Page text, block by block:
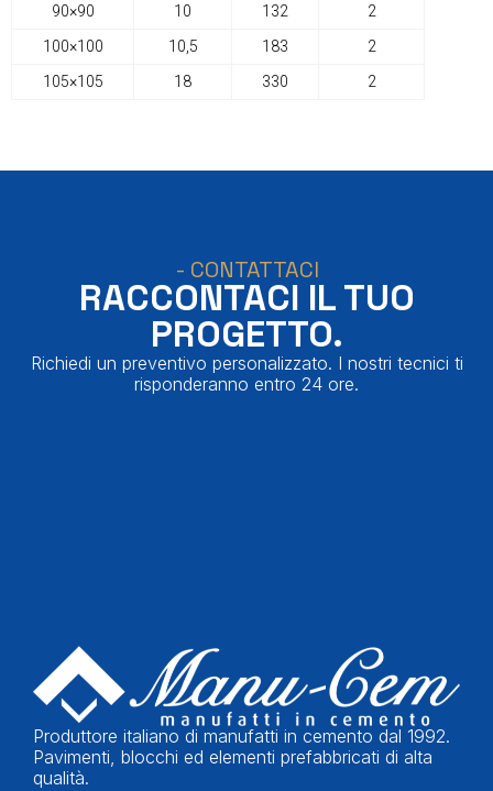
90×90
10 132
2
100×100
10,5 183
2
105×105
18 330 2
- CONTATTACI
RACCONTACI IL TUO
PROGETTO.
Richiedi un preventivo personalizzato. I nostri tecnici ti
risponderanno entro 24 ore.
Produttore italiano di manufatti in cemento dal 1992.
Pavimenti, blocchi ed elementi prefabbricati di alta
qualità.